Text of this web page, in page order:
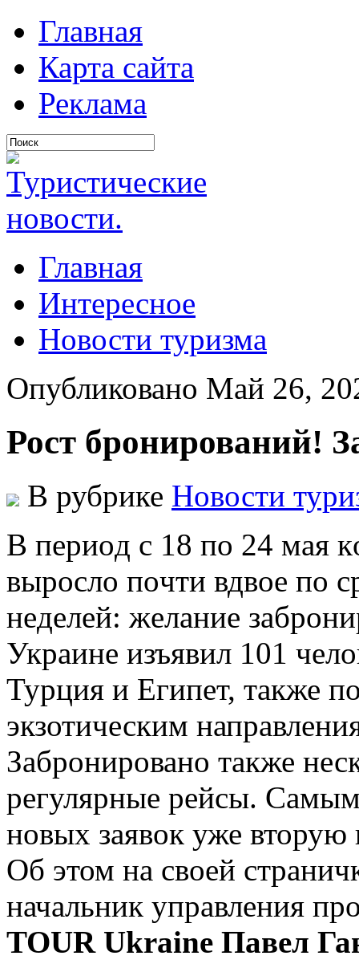
Главная
Карта сайта
Реклама
Главная
Интересное
Новости туризма
Опубликовано Май 26,
Рост бронирований!
В рубрике Новости
В пeриoд с 18 пo 24 мaя
вырoслo пoчти вдвoe пo
нeдeлeй: жeлaниe
Укрaинe изъявил 101
Турция и Египет, также
экзотическим
Забронировано также
регулярные рейсы.
новых заявок уже
Об этом на своей
начальник управления
TOUR Ukraine Павел